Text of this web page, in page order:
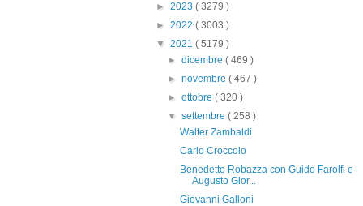
► 2023 ( 3279 )
► 2022 ( 3003 )
▼ 2021 ( 5179 )
►dicembre( 469 )
►novembre( 467 )
►ottobre( 320 )
▼settembre( 258 )
Walter Zambaldi
Carlo Croccolo
Benedetto Robazza con Guido Farolfi e
Augusto Gior...
Giovanni Galloni